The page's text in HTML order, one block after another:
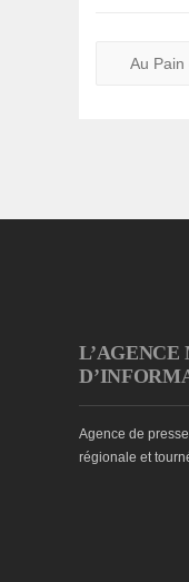
Agence de
régionale et